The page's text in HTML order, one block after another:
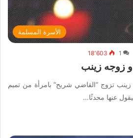
الأسرة المسلمة
1 18٬603
زوجه زينب
تزوج “القاضي شريح” بامرأة من تميم
عنها محدثًا…